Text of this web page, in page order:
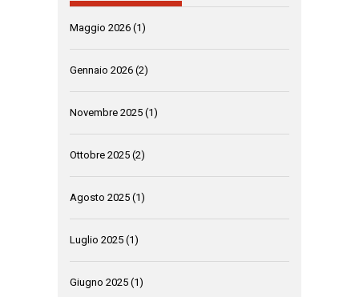
Maggio 2026 (1)
Gennaio 2026 (2)
Novembre 2025 (1)
Ottobre 2025 (2)
Agosto 2025 (1)
Luglio 2025 (1)
Giugno 2025 (1)